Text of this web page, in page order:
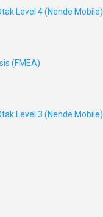
Level 4 (Nende Mobile)
(FMEA)
Level 3 (Nende Mobile)